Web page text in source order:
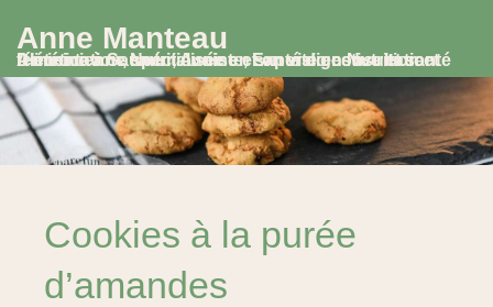
Anne Manteau
Diététicienne Nutritionniste, Experte en Nutrition et Alimentation, spécialisée en santé digestive et santé féminine à Saumur, Avoine et en visio consultation
Cookies à la purée
d’amandes